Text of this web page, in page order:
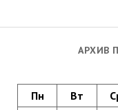
АРХИВ
Пн Вт